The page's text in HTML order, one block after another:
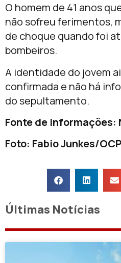
O homem de 41 anos
não sofreu ferimentos,
de choque quando foi
bombeiros.
A identidade do jovem
confirmada e não há
do sepultamento.
Fonte de informações:
Foto: Fabio Junkes/
Últimas Notícias